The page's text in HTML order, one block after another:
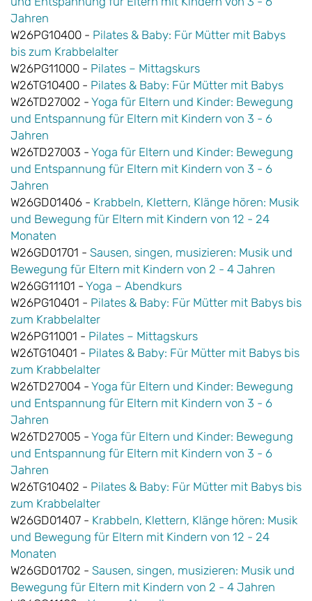
Jahren
W26PG10400 - Pilates & Baby: Für Mütter mit Babys
bis zum Krabbelalter
W26PG11000 - Pilates – Mittagskurs
W26TG10400 - Pilates & Baby: Für Mütter mit Babys
W26TD27002 - Yoga für Eltern und Kinder: Bewegung
und Entspannung für Eltern mit Kindern von 3 - 6
Jahren
W26TD27003 - Yoga für Eltern und Kinder: Bewegung
und Entspannung für Eltern mit Kindern von 3 - 6
Jahren
W26GD01406 - Krabbeln, Klettern, Klänge hören: Musik
und Bewegung für Eltern mit Kindern von 12 - 24
Monaten
W26GD01701 - Sausen, singen, musizieren: Musik und
Bewegung für Eltern mit Kindern von 2 - 4 Jahren
W26GG11101 - Yoga – Abendkurs
W26PG10401 - Pilates & Baby: Für Mütter mit Babys bis
zum Krabbelalter
W26PG11001 - Pilates – Mittagskurs
W26TG10401 - Pilates & Baby: Für Mütter mit Babys bis
zum Krabbelalter
W26TD27004 - Yoga für Eltern und Kinder: Bewegung
und Entspannung für Eltern mit Kindern von 3 - 6
Jahren
W26TD27005 - Yoga für Eltern und Kinder: Bewegung
und Entspannung für Eltern mit Kindern von 3 - 6
Jahren
W26TG10402 - Pilates & Baby: Für Mütter mit Babys bis
zum Krabbelalter
W26GD01407 - Krabbeln, Klettern, Klänge hören: Musik
und Bewegung für Eltern mit Kindern von 12 - 24
Monaten
W26GD01702 - Sausen, singen, musizieren: Musik und
Bewegung für Eltern mit Kindern von 2 - 4 Jahren